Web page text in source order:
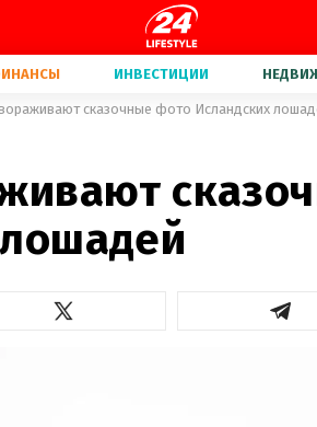
ИНВЕСТИЦИИ
сказочные фото Исландских